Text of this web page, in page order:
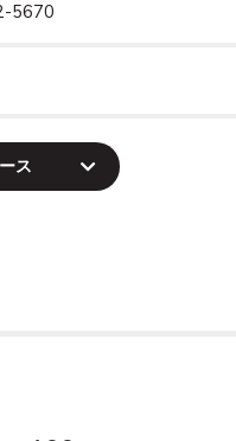
5670
ス